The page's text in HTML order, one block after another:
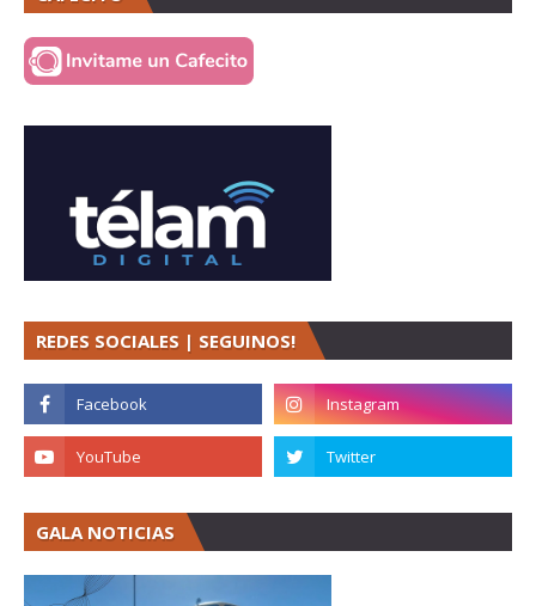
REDES SOCIALES | SEGUINOS!
GALA NOTICIAS